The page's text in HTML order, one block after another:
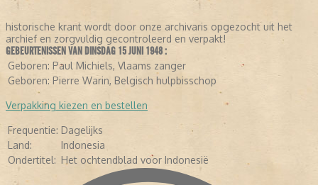
historische krant wordt door onze archivaris opgezocht uit het
archief en zorgvuldig gecontroleerd en verpakt!
GEBEURTENISSEN VAN DINSDAG 15 JUNI 1948 :
Geboren: Paul Michiels, Vlaams zanger
Geboren: Pierre Warin, Belgisch hulpbisschop
LEES VERDER
Verpakking kiezen en bestellen
Frequentie: Dagelijks
Land:
Indonesia
Ondertitel: Het ochtendblad voor Indonesië